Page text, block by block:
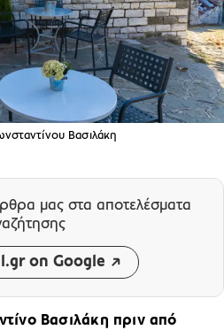
Βασιλάκη
μας στα αποτελέσματα
on Google
Βασιλάκη πριν από